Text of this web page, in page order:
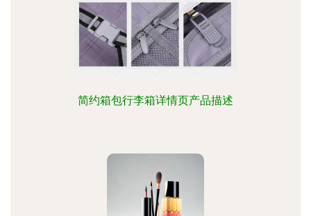
简约箱包行李箱详情页产品描述